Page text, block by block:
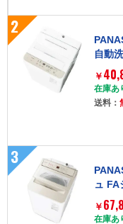
2
自動
￥
在庫あ
送料：
3
ュ
￥
在庫あ